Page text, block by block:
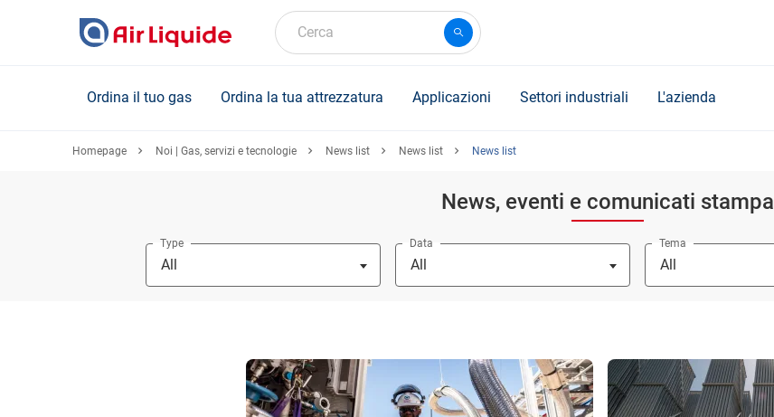
Cerca
Ordina il tuo gas Ordina la tua attrezzatura Applicazioni Settori industriali L'azienda
Homepage Noi | Gas, servizi e tecnologie News list News list News list
News, eventi e comunicati stampa
Type
All
Data
All
Tema
All